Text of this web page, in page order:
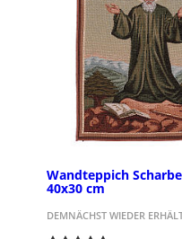
Wandteppich
40x30 cm
DEMNÄCHST WIEDER